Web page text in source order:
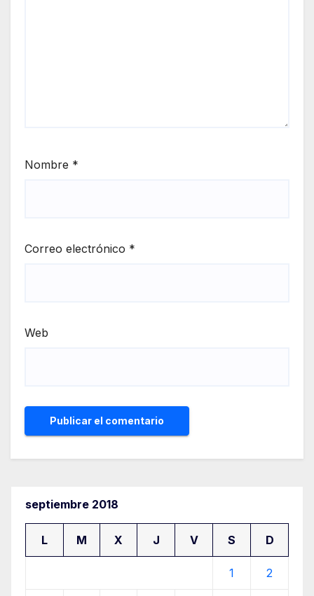
Nombre *
Correo electrónico *
Web
septiembre 2018
L M X J V S D
1 2